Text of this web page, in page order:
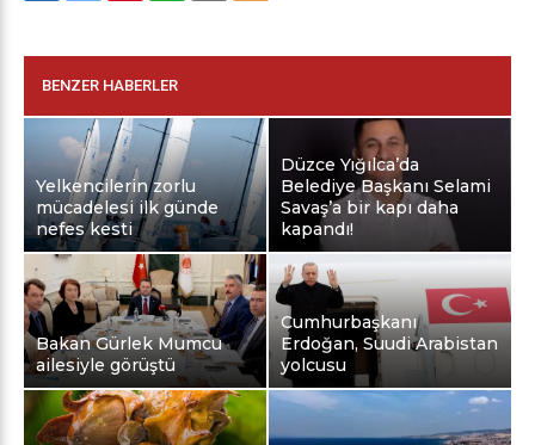
BENZER HABERLER
Yelkencilerin zorlu
mücadelesi ilk günde
nefes kesti
Düzce Yığılca’da
Belediye Başkanı Selami
Savaş’a bir kapı daha
kapandı!
Bakan Gürlek Mumcu
ailesiyle görüştü
Cumhurbaşkanı
Erdoğan, Suudi Arabistan
yolcusu